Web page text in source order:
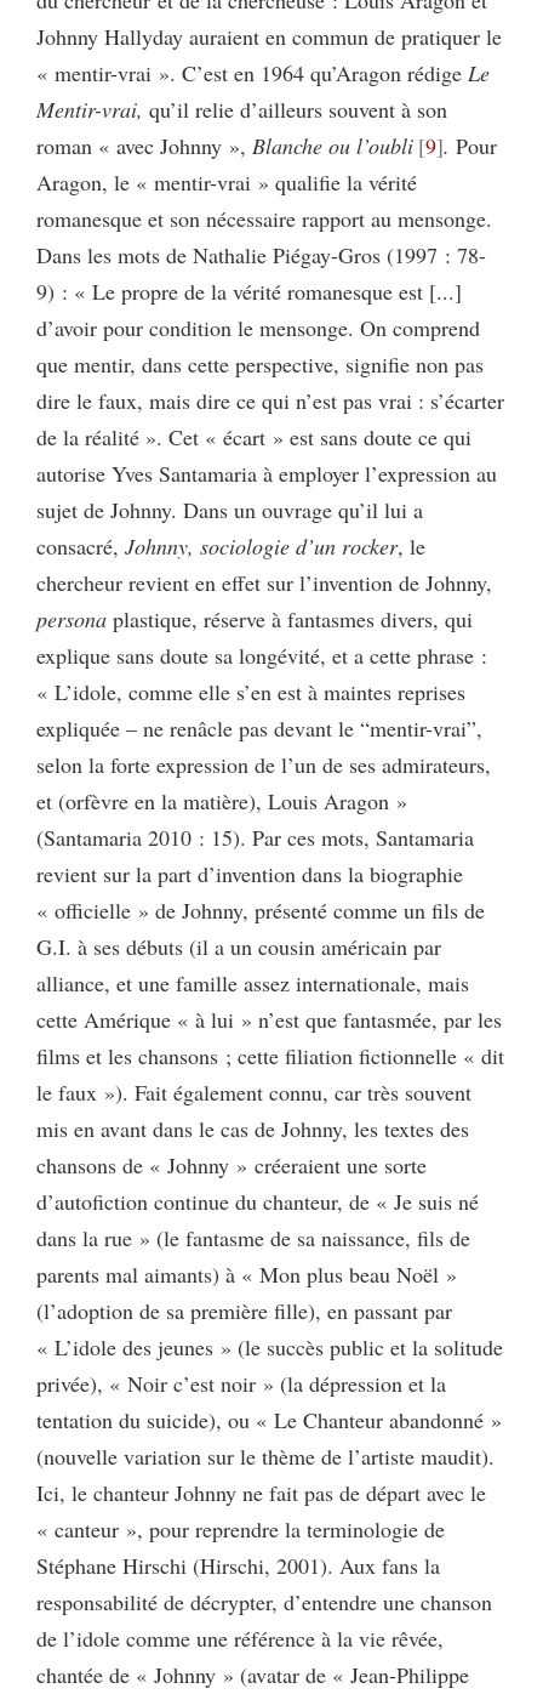
Johnny Hallyday auraient en commun de pratiquer le
« mentir-vrai ». C’est en 1964 qu’Aragon rédige Le
Mentir-vrai, qu’il relie d’ailleurs souvent à son
roman « avec Johnny », Blanche ou l’oubli 9 . Pour
Aragon, le « mentir-vrai » qualifie la vérité
romanesque et son nécessaire rapport au mensonge.
Dans les mots de Nathalie Piégay-Gros (1997 : 78-
9) : « Le propre de la vérité romanesque est [...]
d’avoir pour condition le mensonge. On comprend
que mentir, dans cette perspective, signifie non pas
dire le faux, mais dire ce qui n’est pas vrai : s’écarter
de la réalité ». Cet « écart » est sans doute ce qui
autorise Yves Santamaria à employer l’expression au
sujet de Johnny. Dans un ouvrage qu’il lui a
consacré, Johnny, sociologie d’un rocker, le
chercheur revient en effet sur l’invention de Johnny,
persona plastique, réserve à fantasmes divers, qui
explique sans doute sa longévité, et a cette phrase :
« L’idole, comme elle s’en est à maintes reprises
expliquée – ne renâcle pas devant le “mentir-vrai”,
selon la forte expression de l’un de ses admirateurs,
et (orfèvre en la matière), Louis Aragon »
(Santamaria 2010 : 15). Par ces mots, Santamaria
revient sur la part d’invention dans la biographie
« officielle » de Johnny, présenté comme un fils de
G.I. à ses débuts (il a un cousin américain par
alliance, et une famille assez internationale, mais
cette Amérique « à lui » n’est que fantasmée, par les
films et les chansons ; cette filiation fictionnelle « dit
le faux »). Fait également connu, car très souvent
mis en avant dans le cas de Johnny, les textes des
chansons de « Johnny » créeraient une sorte
d’autofiction continue du chanteur, de « Je suis né
dans la rue » (le fantasme de sa naissance, fils de
parents mal aimants) à « Mon plus beau Noël »
(l’adoption de sa première fille), en passant par
« L’idole des jeunes » (le succès public et la solitude
privée), « Noir c’est noir » (la dépression et la
tentation du suicide), ou « Le Chanteur abandonné »
(nouvelle variation sur le thème de l’artiste maudit).
Ici, le chanteur Johnny ne fait pas de départ avec le
« canteur », pour reprendre la terminologie de
Stéphane Hirschi (Hirschi, 2001). Aux fans la
responsabilité de décrypter, d’entendre une chanson
de l’idole comme une référence à la vie rêvée,
chantée de « Johnny » (avatar de « Jean-Philippe